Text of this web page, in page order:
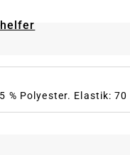
% Polyester. Elastik: 70